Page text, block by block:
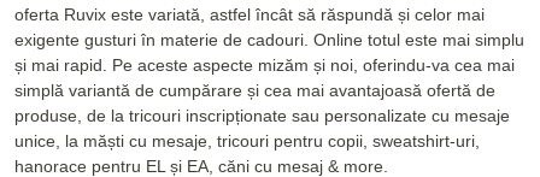
oferta Ruvix este variată, astfel încât să răspundă și celor mai
exigente gusturi în materie de cadouri. Online totul este mai simplu
și mai rapid. Pe aceste aspecte mizăm și noi, oferindu-va cea mai
simplă variantă de cumpărare și cea mai avantajoasă ofertă de
produse, de la tricouri inscripționate sau personalizate cu mesaje
unice, la măști cu mesaje, tricouri pentru copii, sweatshirt-uri,
hanorace pentru EL și EA, căni cu mesaj & more.